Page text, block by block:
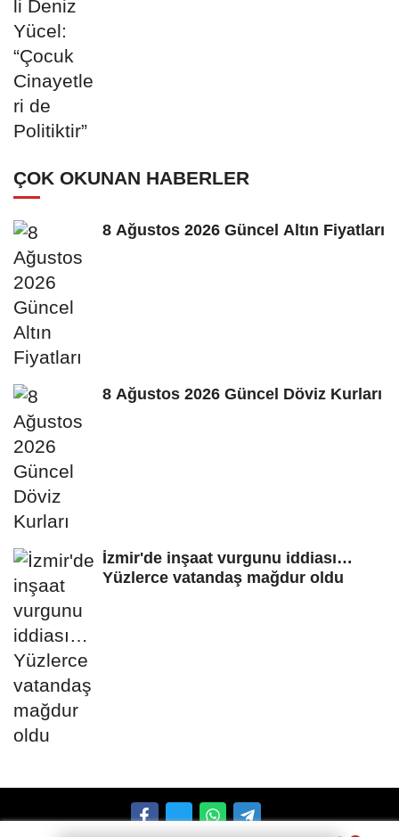
ÇOK OKUNAN HABERLER
8 Ağustos 2026 Güncel Altın Fiyatları
8 Ağustos 2026 Güncel Döviz Kurları
İzmir'de inşaat vurgunu iddiası…
Yüzlerce vatandaş mağdur oldu